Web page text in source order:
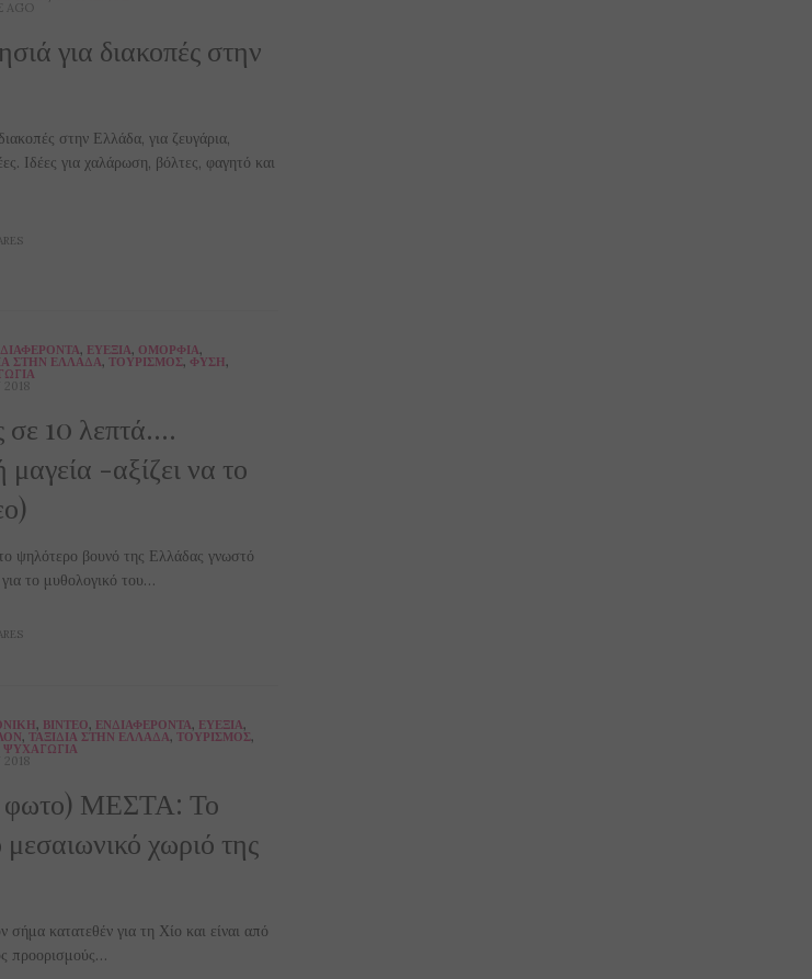
AGO
για διακοπές στην
στην Ελλάδα, για ζευγάρια,
Ιδέες για χαλάρωση, βόλτες, φαγητό και
, ΕΥΕΞΊΑ, ΟΜΟΡΦΙΆ,
ΣΤΗΝ ΕΛΛΆΔΑ, ΤΟΥΡΙΣΜΌΣ, ΦΎΣΗ,
10 λεπτά….
μαγεία -αξίζει να το
ψηλότερο βουνό της Ελλάδας γνωστό
το μυθολογικό του…
, ΒΊΝΤΕΟ, ΕΝΔΙΑΦΈΡΟΝΤΑ, ΕΥΕΞΊΑ,
, ΤΑΞΊΔΙΑ ΣΤΗΝ ΕΛΛΆΔΑ, ΤΟΥΡΙΣΜΌΣ,
ΨΥΧΑΓΩΓΊΑ
φωτο) ΜΕΣΤΑ: Το
χωριό της
κατατεθέν για τη Χίο και είναι από
προορισμούς…